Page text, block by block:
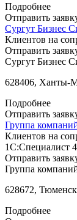
Подробнее
Отправить
Сургут Бизнес
Клиентов на
Отправить
Сургут Бизнес
628406, Ханты-
Подробнее
Отправить
Группа
Клиентов на
1С:Специалист 4
Отправить
Группа
628672,
Подробнее